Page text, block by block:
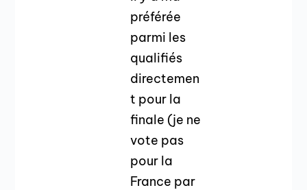
préférée
parmi les
qualifiés
directemen
t pour la
finale (je ne
vote pas
pour la
France par